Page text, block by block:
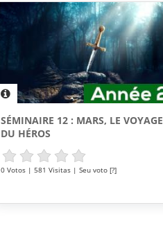
SÉMINAIRE 12 : MARS, LE VOYAGE
DU HÉROS
0 Votos | 581 Visitas | Seu voto [?]